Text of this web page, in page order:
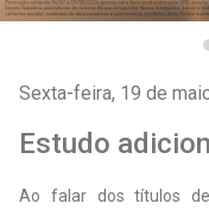
Sexta-feira, 19 de
Estudo
Ao falar dos títulos